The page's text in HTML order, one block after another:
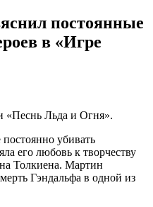
постоянные
в «Игре
«Песнь Льда и Огня».
убивать
его любовь к творчеству
Толкиена. Мартин
Гэндальфа в одной из